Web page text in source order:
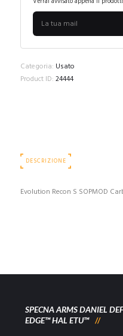
Categoria: Usato
Product ID: 24444
DESCRIZIONE
Evolution Recon S SOPMOD
SPECNA ARMS DANIEL
EDGE™ HAL ETU™